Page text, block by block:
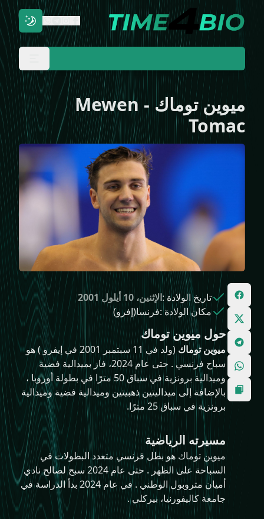
ميوين توماك -
Mewen
Tomac
تاريخ الولادة :الإثنين، 10 أيلول 2001
مكان الولادة:فرنسا(إفرو)
حول ميوين توماك
ميوين توماك
(ولد في 11 سبتمبر 2001 في إيفرو ) هو
سباح فرنسي . حتى عام 2024، فاز بميدالية فضية
وميدالية برونزية في سباق 50 مترًا في بطولة أوروبا ،
بالإضافة إلى ميداليتين ذهبيتين وميدالية فضية وميدالية
برونزية في سباق 25 مترًا.
مسيرته الرياضية
ميوين توماك هو بطل فرنسي متعدد البطولات في
السباحة على الظهر . حتى عام 2024 سبح لصالح نادي
أميان متروبول الوطني . في عام 2024 بدأ الدراسة في
جامعة كاليفورنيا، بيركلي .